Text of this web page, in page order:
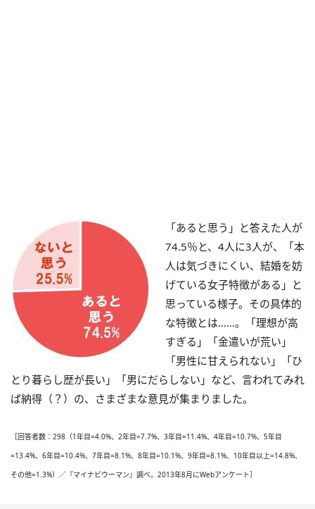
「あると思う」と答えた人が
74.5％と、4人に3人が、「本
人は気づきにくい、結婚を妨
げている女子特徴がある」と
思っている様子。その具体的
な特徴とは……。「理想が高
すぎる」「金遣いが荒い」
「男性に甘えられない」「ひ
とり暮らし歴が長い」「男にだらしない」など、言われてみれ
ば納得（？）の、さまざまな意見が集まりました。
［回答者数：298（1年目=4.0%、2年目=7.7%、3年目=11.4%、4年目=10.7%、5年目
=13.4%、6年目=10.4%、7年目=8.1%、8年目=10.1%、9年目=8.1%、10年目以上=14.8%、
その他=1.3%）／『マイナビウーマン』調べ。2013年8月にWebアンケート］